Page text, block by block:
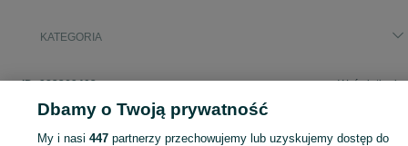
KATEGORIA
ID:982269402 Wyświetlenia:
Dbamy o Twoją prywatność
My i nasi447 partnerzy przechowujemy lub uzyskujemy dostęp do